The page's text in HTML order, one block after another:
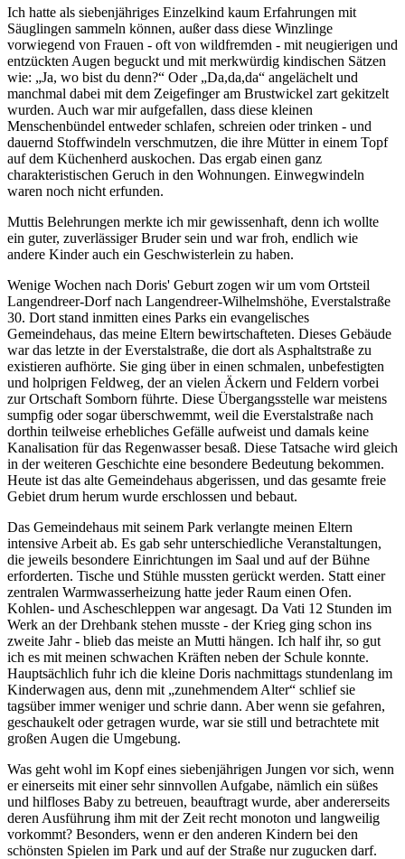
Ich hatte als siebenjähriges Einzelkind kaum Erfahrungen mit
Säuglingen sammeln können, außer dass diese Winzlinge
vorwiegend von Frauen - oft von wildfremden - mit neugierigen und
entzückten Augen beguckt und mit merkwürdig kindischen Sätzen
wie:
Ja, wo bist du denn? Oder Da,da,da
angelächelt und
manchmal dabei mit dem Zeigefinger am Brustwickel zart gekitzelt
wurden. Auch war mir aufgefallen, dass diese kleinen
Menschenbündel entweder schlafen, schreien oder trinken - und
dauernd Stoffwindeln verschmutzen, die ihre Mütter in einem Topf
auf dem Küchenherd auskochen. Das ergab einen ganz
charakteristischen Geruch in den Wohnungen. Einwegwindeln
waren noch nicht erfunden.
Muttis Belehrungen merkte ich mir gewissenhaft, denn ich wollte
ein guter, zuverlässiger Bruder sein und war froh, endlich wie
andere Kinder auch ein Geschwisterlein zu haben.
Wenige Wochen nach Doris' Geburt zogen wir um vom Ortsteil
Langendreer-Dorf nach Langendreer-Wilhelmshöhe, Everstalstraße
30. Dort stand inmitten eines Parks ein evangelisches
Gemeindehaus, das meine Eltern bewirtschafteten. Dieses Gebäude
war das letzte in der Everstalstraße, die dort als Asphaltstraße zu
existieren aufhörte. Sie ging über in einen schmalen, unbefestigten
und holprigen Feldweg, der an vielen Äckern und Feldern vorbei
zur Ortschaft Somborn führte. Diese Übergangsstelle war meistens
sumpfig oder sogar überschwemmt, weil die Everstalstraße nach
dorthin teilweise erhebliches Gefälle aufweist und damals keine
Kanalisation für das Regenwasser besaß. Diese Tatsache wird gleich
in der weiteren Geschichte eine besondere Bedeutung bekommen.
Heute ist das alte Gemeindehaus abgerissen, und das gesamte freie
Gebiet drum herum wurde erschlossen und bebaut.
Das Gemeindehaus mit seinem Park verlangte meinen Eltern
intensive Arbeit ab. Es gab sehr unterschiedliche Veranstaltungen,
die jeweils besondere Einrichtungen im Saal und auf der Bühne
erforderten. Tische und Stühle mussten gerückt werden. Statt einer
zentralen Warmwasserheizung hatte jeder Raum einen Ofen.
Kohlen- und Ascheschleppen war angesagt. Da Vati 12 Stunden im
Werk an der Drehbank stehen musste - der Krieg ging schon ins
zweite Jahr - blieb das meiste an Mutti hängen. Ich half ihr, so gut
ich es mit meinen schwachen Kräften neben der Schule konnte.
Hauptsächlich fuhr ich die kleine Doris nachmittags stundenlang im
Kinderwagen aus, denn mit
zunehmendem Alter
schlief sie
tagsüber immer weniger und schrie dann. Aber wenn sie gefahren,
geschaukelt oder getragen wurde, war sie still und betrachtete mit
großen Augen die Umgebung.
Was geht wohl im Kopf eines siebenjährigen Jungen vor sich, wenn
er einerseits mit einer sehr sinnvollen Aufgabe, nämlich ein süßes
und hilfloses Baby zu betreuen, beauftragt wurde, aber andererseits
deren Ausführung ihm mit der Zeit recht monoton und langweilig
vorkommt? Besonders, wenn er den anderen Kindern bei den
schönsten Spielen im Park und auf der Straße nur zugucken darf.